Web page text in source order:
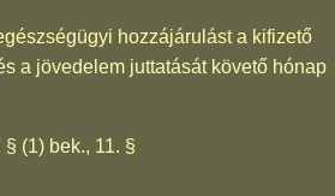
hozzájárulást a kifizető
a jövedelem juttatását követő hónap
(1) bek., 11. §